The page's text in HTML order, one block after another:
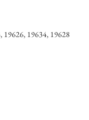
19626, 19634, 19628